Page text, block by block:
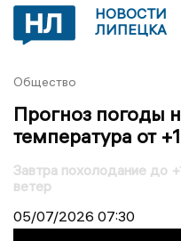
НОВОСТИ
ЛИПЕЦКА
Общество
Прогноз погоды
температура от
Завтра похолодание до
ветер
05/07/2026 07:30